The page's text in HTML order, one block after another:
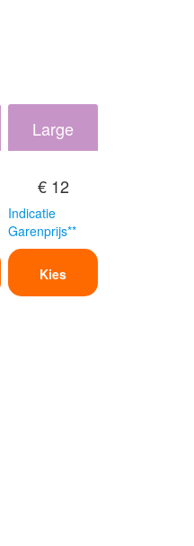
Large
€ 12
Indicatie
Garenprijs**
Kies